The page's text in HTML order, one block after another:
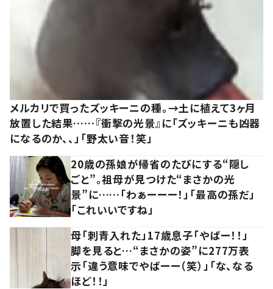
メルカリで買ったズッキーニの種。→土に植えて3ヶ月
放置した結果……『衝撃の光景』に「ズッキーニも凶器
になるのか、、」「野太い音！笑」
20歳の孫娘が帰省のたびにする“隠し
ごと”。祖母が見つけた“まさかの光
景”に……「わぁーーー！」「最高の孫だ」
「これいいですね」
母「刺青入れた」17歳息子「やばー！！」
脚を見ると…“まさかの姿”に277万表
示「違う意味でやばーー（笑）」「な、なる
ほど！！」